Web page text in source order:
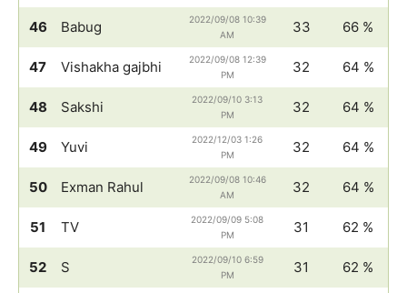
46 Babug
2022/09/08 10:39
AM
33 66 %
47 Vishakha gajbhi
2022/09/08 12:39
PM
32 64 %
48 Sakshi
2022/09/10 3:13
PM
32 64 %
49 Yuvi
2022/12/03 1:26
PM
32 64 %
50 Exman Rahul
2022/09/08 10:46
AM
32 64 %
51 TV
2022/09/09 5:08
PM
31 62 %
52 S
2022/09/10 6:59
PM
31 62 %